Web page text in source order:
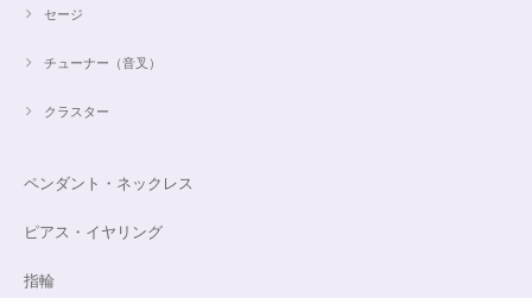
セージ
チューナー（音叉）
クラスター
ペンダント・ネックレス
ピアス・イヤリング
指輪